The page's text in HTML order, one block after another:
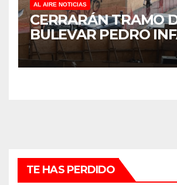
AL AIRE NOTICIAS
CERRARÁN TRAMO
BULEVAR PEDRO
PARA ACELERAR
ANTES DEL
TE HAS PERDIDO